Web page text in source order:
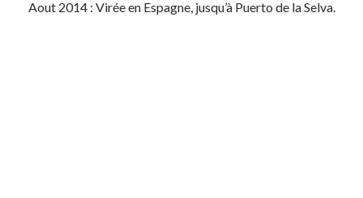
Aout 2014 : Virée en Espagne, jusqu’à Puerto de la Selva.